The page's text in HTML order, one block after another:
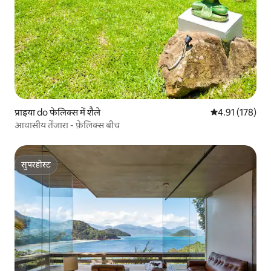
प्राइया do फेलिक्स में शैले औसत रेटिंग 5 में से
4.91 (178)
आवासीय तेंजारा - फ़ेलिक्स बीच
सुपरहोस्ट
सुपरहोस्ट